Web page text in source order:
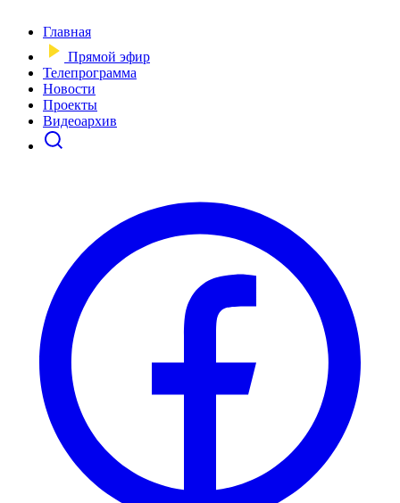
Главная
Прямой эфир
Телепрограмма
Новости
Проекты
Видеоархив